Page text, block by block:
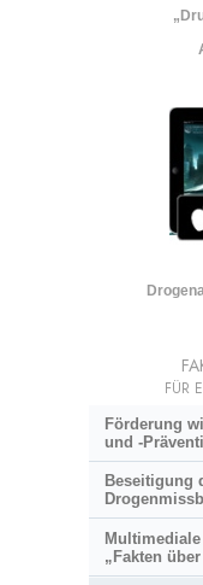
FÜR
Förderung
und -
Beseitigung
„Fakten